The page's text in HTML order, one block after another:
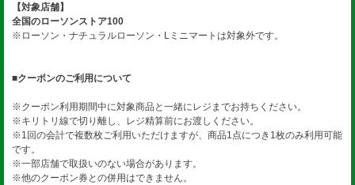
【対象店舗】
全国のローソンストア100
※ローソン・ナチュラルローソン・Lミニマートは対象外です。
■クーポンのご利用について
※クーポン利用期間中に対象商品と一緒にレジまでお持ちください。
※キリトリ線で切り離し、レジ精算前にお渡しください。
※1回の会計で複数枚ご利用いただけますが、商品1点につき1枚のみ利用可能
です。
※一部店舗で取扱いのない場合があります。
※他のクーポン券との併用はできません。